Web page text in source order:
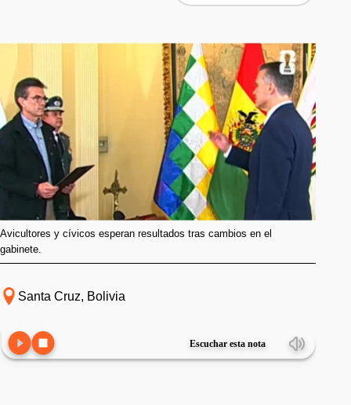
Avicultores y cívicos esperan resultados tras cambios en el
gabinete.
Santa Cruz, Bolivia
Escuchar esta nota